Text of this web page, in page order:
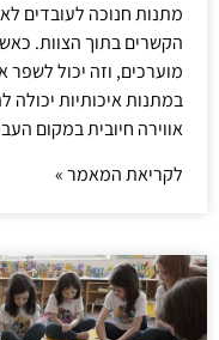
מתנות חנוכה לעובדים
הקשרים בתוך הצוות.
מוערכים, וזה יכול
במתנות איכותיות יכולה
אווירה חיובית במקום
לקריאת המאמר »